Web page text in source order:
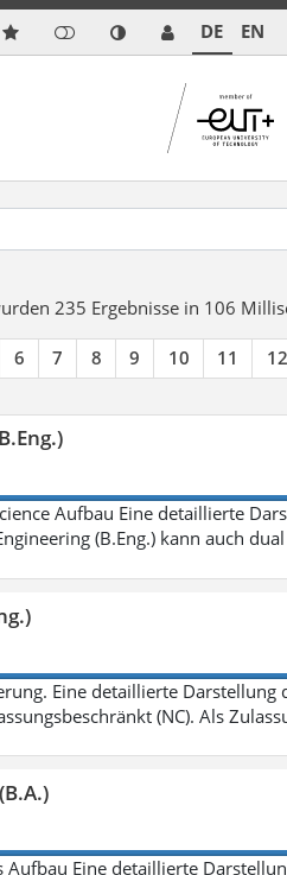
DE EN
235 Ergebnisse in 106
6 7 8 9 10 11 12
Aufbau Eine detaillierte
(B.Eng.) kann auch
Eine detaillierte
(NC). Als
Aufbau Eine detaillierte